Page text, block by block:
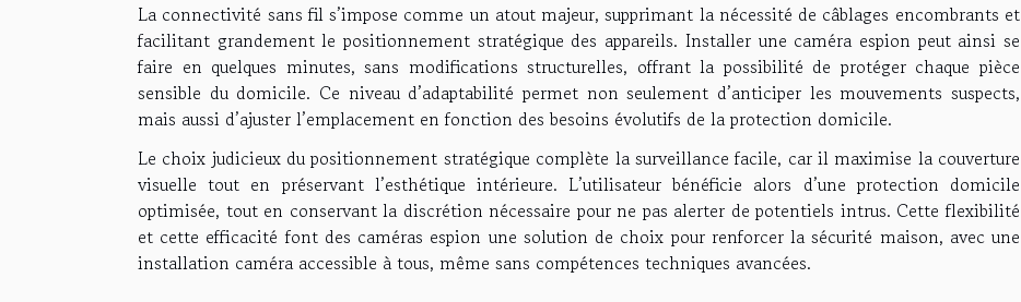
La connectivité sans fil s’impose comme un atout majeur, supprimant la nécessité de câblages encombrants et
facilitant grandement le positionnement stratégique des appareils. Installer une caméra espion peut ainsi se
faire en quelques minutes, sans modifications structurelles, offrant la possibilité de protéger chaque pièce
sensible du domicile. Ce niveau d’adaptabilité permet non seulement d’anticiper les mouvements suspects,
mais aussi d’ajuster l’emplacement en fonction des besoins évolutifs de la protection domicile.
Le choix judicieux du positionnement stratégique complète la surveillance facile, car il maximise la couverture
visuelle tout en préservant l’esthétique intérieure. L’utilisateur bénéficie alors d’une protection domicile
optimisée, tout en conservant la discrétion nécessaire pour ne pas alerter de potentiels intrus. Cette flexibilité
et cette efficacité font des caméras espion une solution de choix pour renforcer la sécurité maison, avec une
installation caméra accessible à tous, même sans compétences techniques avancées.